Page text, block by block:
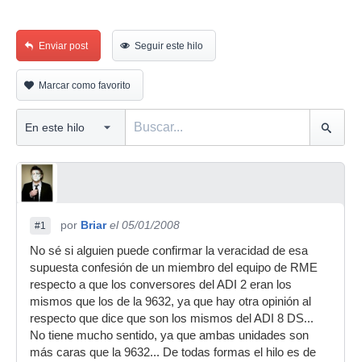
Enviar post Seguir este hilo
Marcar como favorito
#1 por Briar el 05/01/2008
No sé si alguien puede confirmar la veracidad de esa
supuesta confesión de un miembro del equipo de RME
respecto a que los conversores del ADI 2 eran los
mismos que los de la 9632, ya que hay otra opinión al
respecto que dice que son los mismos del ADI 8 DS...
No tiene mucho sentido, ya que ambas unidades son
más caras que la 9632... De todas formas el hilo es de